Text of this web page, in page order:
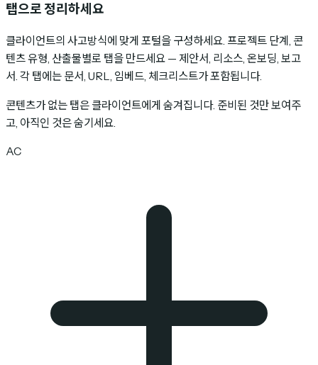
탭으로 정리하세요
클라이언트의 사고방식에 맞게 포털을 구성하세요. 프로젝트 단계, 콘
텐츠 유형, 산출물별로 탭을 만드세요 — 제안서, 리소스, 온보딩, 보고
서. 각 탭에는 문서, URL, 임베드, 체크리스트가 포함됩니다.
콘텐츠가 없는 탭은 클라이언트에게 숨겨집니다. 준비된 것만 보여주
고, 아직인 것은 숨기세요.
AC